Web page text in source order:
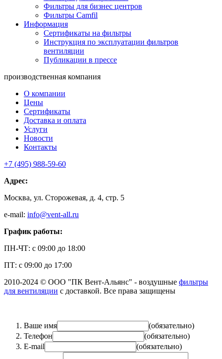
Фильтры для бизнес центров
Фильтры Camfil
Информация
Сертификаты на фильтры
Инструкция по эксплуатации фильтров
вентиляции
Публикации в прессе
производственная компания
О компании
Цены
Сертификаты
Доставка и оплата
Услуги
Новости
Контакты
+7 (495) 988-59-60
Адрес:
Москва, ул. Сторожевая, д. 4, стр. 5
e-mail: info@vent-all.ru
График работы:
ПН-ЧТ: с 09:00 до 18:00
ПТ: с 09:00 до 17:00
2010-2024 © ООО "ПК Вент-Альянс" - воздушные фильтры
для вентиляции с доставкой. Все права защищены
Ваше имя
(обязательно)
Телефон
(обязательно)
E-mail
(обязательно)